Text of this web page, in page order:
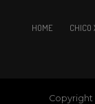
Todos os
alcançam os
HOME CHICO
Copyright